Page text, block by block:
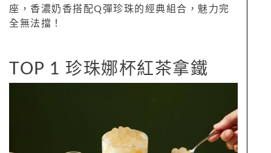
座，香濃奶香搭配Q彈珍珠的經典組合，魅力完
全無法擋！
TOP 1 珍珠娜杯紅茶拿鐵